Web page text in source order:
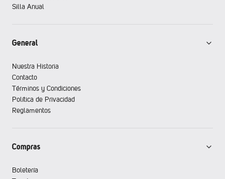
Silla Anual
General
Nuestra Historia
Contacto
Términos y Condiciones
Política de Privacidad
Reglamentos
Compras
Boletería